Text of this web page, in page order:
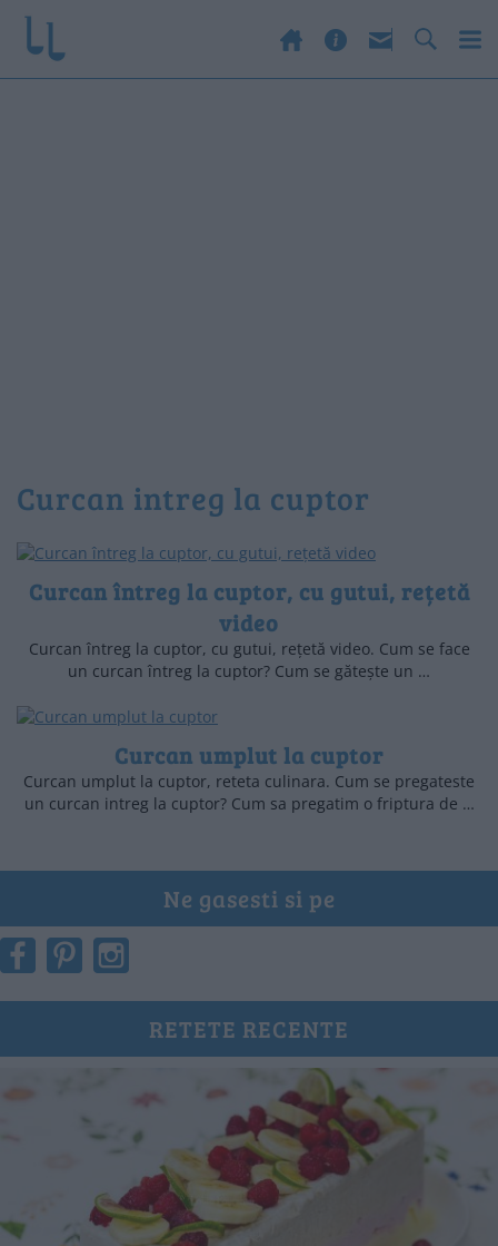
curcan intreg la cuptor
Curcan întreg la cuptor, cu gutui, rețetă
video
Curcan întreg la cuptor, cu gutui, rețetă video. Cum se face
un curcan întreg la cuptor? Cum se gătește un …
Curcan umplut la cuptor
Curcan umplut la cuptor, reteta culinara. Cum se pregateste
un curcan intreg la cuptor? Cum sa pregatim o friptura de …
Ne gasesti si pe
RETETE RECENTE